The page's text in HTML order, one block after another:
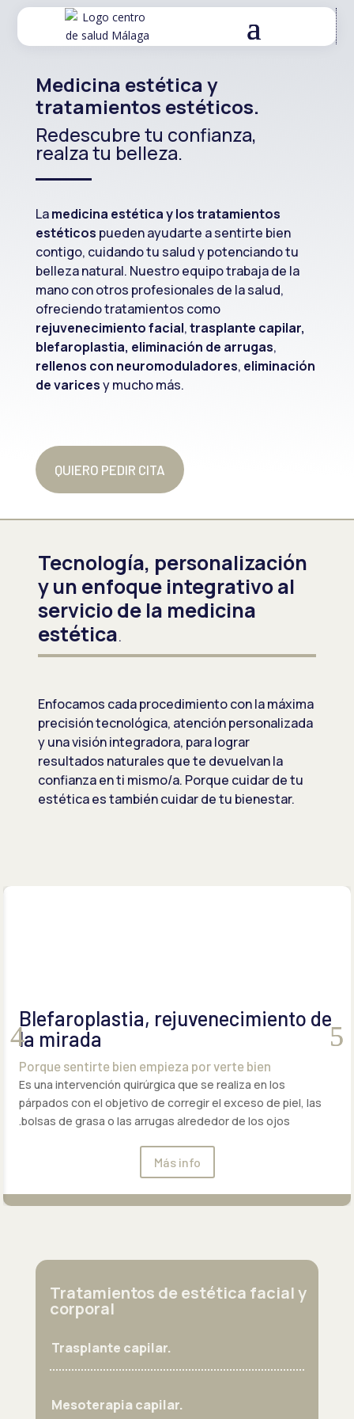
Medicina estética y
tratamientos estéticos.
Redescubre tu confianza,
realza tu belleza.
Lamedicina estética y los tratamientos
estéticos pueden ayudarte a sentirte bien
contigo, cuidando tu salud y potenciando tu
belleza natural. Nuestro equipo trabaja de la
mano con otros profesionales de la salud,
ofreciendo tratamientos como
rejuvenecimiento facial,trasplante capilar,
blefaroplastia, eliminación de arrugas,
rellenos con neuromoduladores, eliminación
de varicesy mucho más.
QUIERO PEDIR CITA
Tecnología, personalización
y un enfoque integrativo al
servicio de la medicina
estética.
Enfocamos cada procedimiento con la máxima
precisión tecnológica, atención personalizada
y una visión integradora, para lograr
resultados naturales que te devuelvan la
confianza en ti mismo/a. Porque cuidar de tu
estética es también cuidar de tu bienestar.
Blefaroplastia, rejuvenecimiento de
la mirada
Porque sentirte bien empieza por verte bien
Es una intervención quirúrgica que se realiza en los
párpados con el objetivo de corregir el exceso de piel, las
bolsas de grasa o las arrugas alrededor de los ojos.
Más info
Tratamientos de estética facial y
corporal
Trasplante capilar.
Mesoterapia capilar.